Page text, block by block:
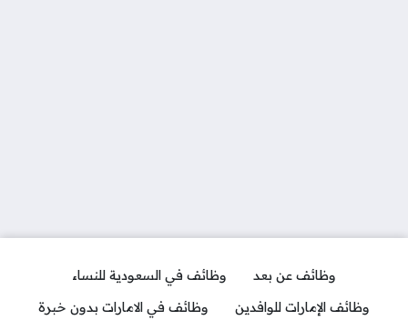
وظائف عن بعد
وظائف في السعودية للنساء
وظائف الإمارات للوافدين
وظائف في الامارات بدون خبرة